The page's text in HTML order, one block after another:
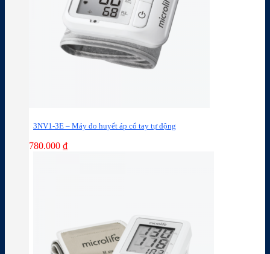
3NV1-3E – Máy đo huyết áp cổ tay tự động
780.000 ₫